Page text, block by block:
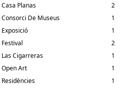
Casa Planas
2
Consorci De Museus
1
Exposició
1
Festival
2
Las Cigarreras
1
Open Art
1
Residències
1